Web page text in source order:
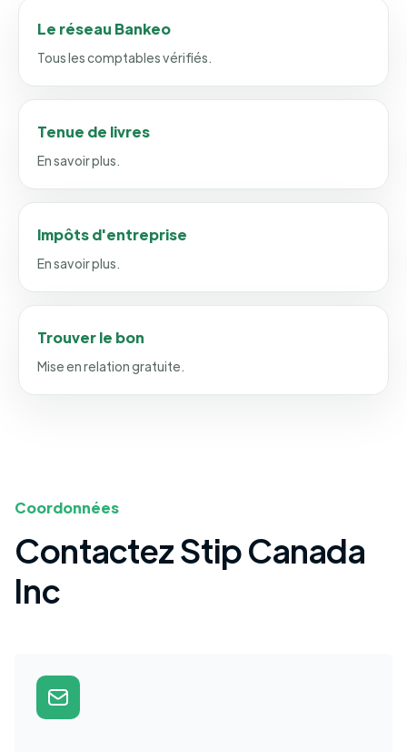
Le réseau Bankeo
Tous les comptables vérifiés.
Tenue de livres
En savoir plus.
Impôts d'entreprise
En savoir plus.
Trouver le bon
Mise en relation gratuite.
Coordonnées
Contactez Stip Canada
Inc